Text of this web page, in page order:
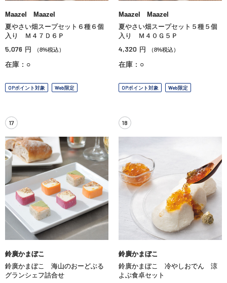
Maazel Maazel
夏やさい畑スープセット６種６個
入り Ｍ４７Ｄ６Ｐ
5,076 円 （8%税込）
在庫：○
OPポイント対象 Web限定
Maazel Maazel
夏やさい畑スープセット５種５個
入り Ｍ４０Ｇ５Ｐ
4,320 円 （8%税込）
在庫：○
OPポイント対象 Web限定
17
鈴廣かまぼこ
鈴廣かまぼこ 海山のおーどぶる
グランシェフ詰合せ
18
鈴廣かまぼこ
鈴廣かまぼこ 冷やしおでん 涼
よぶ食卓セット